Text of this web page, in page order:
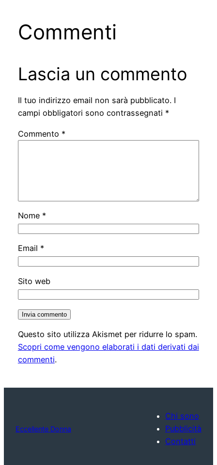
Commenti
Lascia un commento
Il tuo indirizzo email non sarà pubblicato. I
campi obbligatori sono contrassegnati *
Commento *
Nome *
Email *
Sito web
Questo sito utilizza Akismet per ridurre lo spam.
Scopri come vengono elaborati i dati derivati dai
commenti.
Eccellente Donna
Chi sono
Pubblicità
Contatti